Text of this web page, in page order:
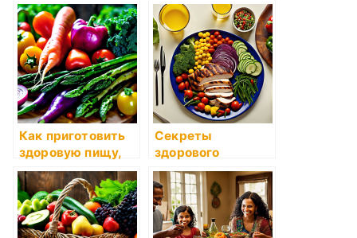
Как приготовить
здоровую пищу,
не теряя вкуса и
аромата
Секреты
здорового
питания: как
правильно
составить рацион